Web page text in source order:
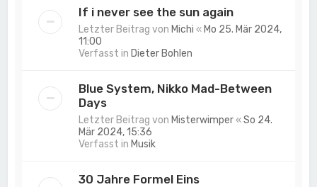
If i never see the sun again
Letzter Beitrag von Michi « Mo 25. Mär 2024,
11:00
Verfasst in Dieter Bohlen
Blue System, Nikko Mad-Between
Days
Letzter Beitrag von Misterwimper«So 24.
Mär 2024, 15:36
Verfasst in Musik
30 Jahre Formel Eins